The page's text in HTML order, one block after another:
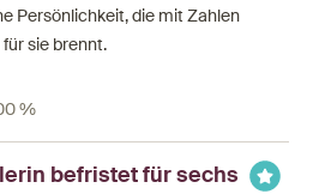
Persönlichkeit, die mit Zahlen
sie brennt.
%
befristet für sechs